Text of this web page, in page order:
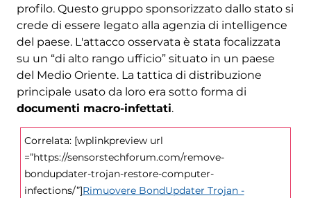
profilo. Questo gruppo sponsorizzato dallo stato si
crede di essere legato alla agenzia di intelligence
del paese. L'attacco osservata è stata focalizzata
su un “di alto rango ufficio” situato in un paese
del Medio Oriente. La tattica di distribuzione
principale usato da loro era sotto forma di
documenti macro-infettati.
Correlata: [wplinkpreview url
=”https://sensorstechforum.com/remove-
bondupdater-trojan-restore-computer-
infections/”]Rimuovere BondUpdater Trojan -